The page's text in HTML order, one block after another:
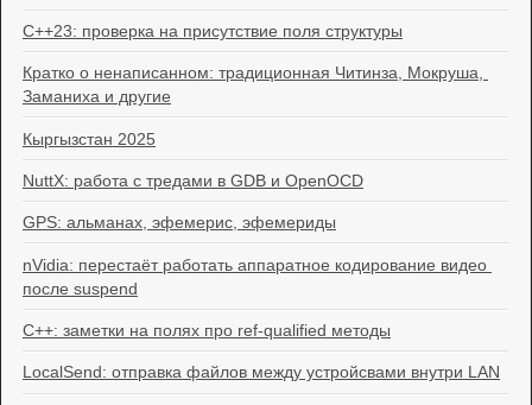
C++23: проверка на присутствие поля структуры
Кратко о ненаписанном: традиционная Читинза, Мокруша,
Заманиха и другие
Кыргызстан 2025
NuttX: работа с тредами в GDB и OpenOCD
GPS: альманах, эфемерис, эфемериды
nVidia: перестаёт работать аппаратное кодирование видео
после suspend
C++: заметки на полях про ref-qualified методы
LocalSend: отправка файлов между устройсвами внутри LAN